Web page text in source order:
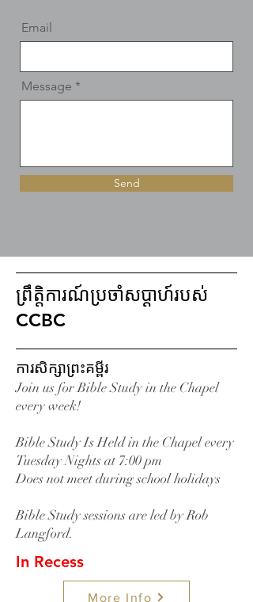
Email
Message
Send
ព្រឹត្តិការណ៍ប្រចាំសប្តាហ៍របស់
CCBC
ការសិក្សាព្រះគម្ពីរ
Join us for Bible Study in the Chapel
every week!
Bible Study Is Held in the Chapel every
Tuesday Nights at 7:00 pm
Does not meet during school holidays
Bible Study sessions are led byRob
Langford.
In Recess
More Info